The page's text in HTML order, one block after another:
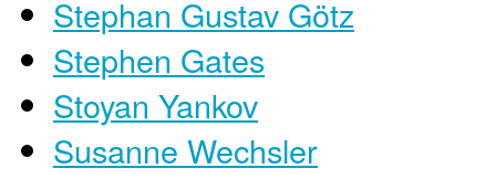
Stephan Gustav Götz
Stephen Gates
Stoyan Yankov
Susanne Wechsler